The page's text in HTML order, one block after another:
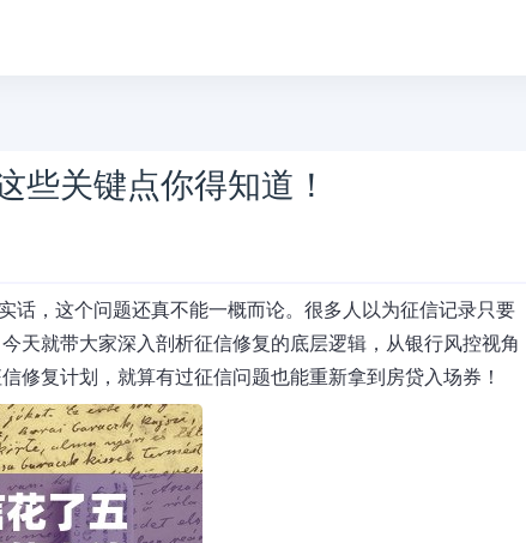
些关键点你得知道！
话，这个问题还真不能一概而论。很多人以为征信记录只要
天就带大家深入剖析征信修复的底层逻辑，从银行风控视角
修复计划，就算有过征信问题也能重新拿到房贷入场券！